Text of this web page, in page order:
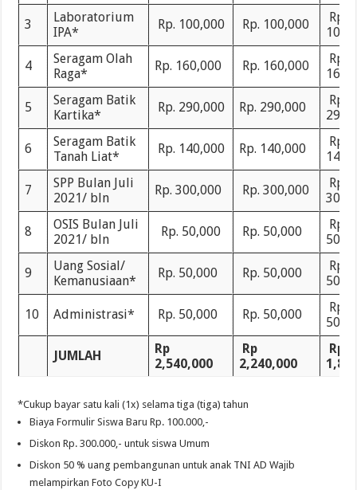
3
Laboratorium
IPA*
Rp. 100,000 Rp. 100,000
Rp.
4
Seragam Olah
Raga*
Rp. 160,000 Rp. 160,000
Rp.
5
Seragam Batik
Kartika*
Rp. 290,000 Rp. 290,000
Rp.
6
Seragam Batik
Tanah Liat*
Rp. 140,000 Rp. 140,000
Rp.
7
SPP Bulan Juli
2021/ bln
Rp. 300,000 Rp. 300,000
Rp.
8
OSIS Bulan Juli
2021/ bln
Rp. 50,000 Rp. 50,000
Rp.
9
Uang Sosial/
Kemanusiaan*
Rp. 50,000 Rp. 50,000
Rp.
10 Administrasi* Rp. 50,000 Rp. 50,000
Rp.
JUMLAH
Rp
2,540,000
Rp
2,240,000
Rp
*Cukup bayar satu kali (1x) selama tiga (tiga) tahun
Biaya Formulir Siswa Baru Rp. 100.000,-
Diskon Rp. 300.000,- untuk siswa Umum
Diskon 50 % uang pembangunan untuk anak TNI AD Wajib
melampirkan Foto Copy KU-I